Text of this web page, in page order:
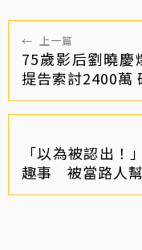
← 上一篇
75歲影后劉曉慶
提告索討2400萬
「以為被認出
趣事 被當路人